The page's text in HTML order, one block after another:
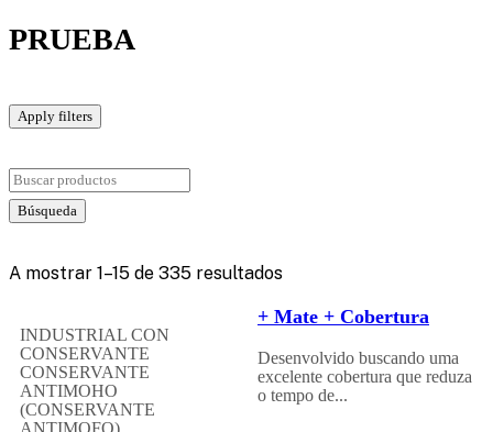
PRUEBA
Apply filters
A mostrar 1–15 de 335 resultados
INDUSTRIAL CON
CONSERVANTE
CONSERVANTE
ANTIMOHO
(CONSERVANTE
ANTIMOFO)
+ Mate + Cobertura
Desenvolvido buscando uma
excelente cobertura que reduza
o tempo de...